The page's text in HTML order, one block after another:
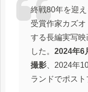
終戦80年を迎
受賞作家カズ
する長編実写
した。 2024年6
撮影、2024年
ランドでポスト